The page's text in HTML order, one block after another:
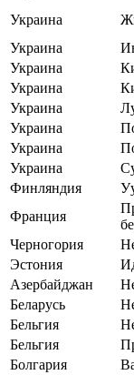
Украина
Украина
Украина
Украина
Украина
Украина
Украина
Украина
Финляндия
Франция
Черногория
Эстония
Азербайджан
Беларусь
Бельгия
Бельгия
Болгария